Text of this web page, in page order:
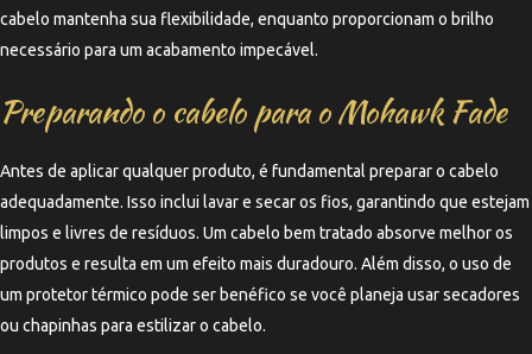
cabelo mantenha sua flexibilidade, enquanto proporcionam o brilho
necessário para um acabamento impecável.
Preparando o cabelo para o Mohawk Fade
Antes de aplicar qualquer produto, é fundamental preparar o cabelo
adequadamente. Isso inclui lavar e secar os fios, garantindo que estejam
limpos e livres de resíduos. Um cabelo bem tratado absorve melhor os
produtos e resulta em um efeito mais duradouro. Além disso, o uso de
um protetor térmico pode ser benéfico se você planeja usar secadores
ou chapinhas para estilizar o cabelo.